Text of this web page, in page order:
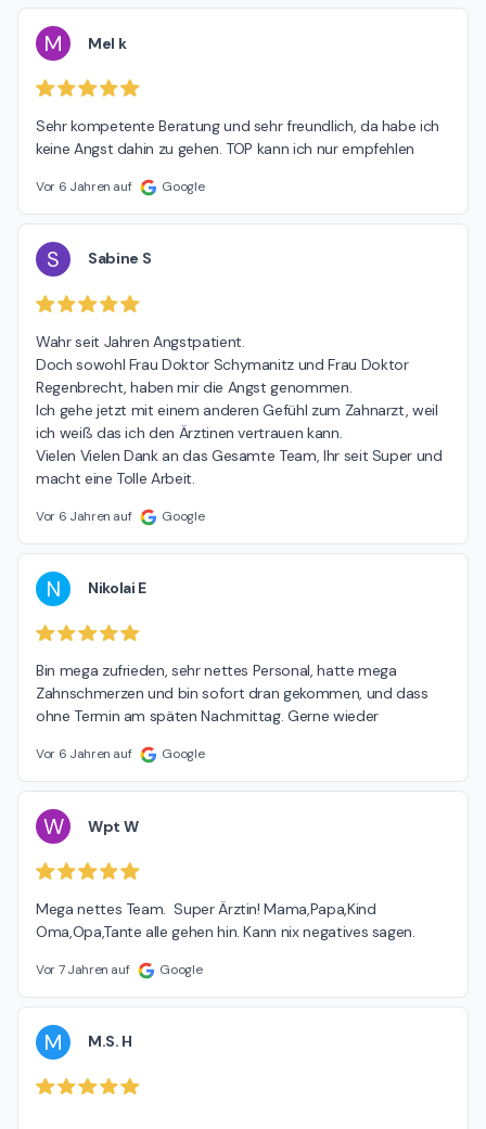
M Mel k
Sehr kompetente Beratung und sehr freundlich, da habe ich
keine Angst dahin zu gehen. TOP kann ich nur empfehlen
Vor 6 Jahren auf Google
S Sabine S
Wahr seit Jahren Angstpatient.
Doch sowohl Frau Doktor Schymanitz und Frau Doktor
Regenbrecht, haben mir die Angst genommen.
Ich gehe jetzt mit einem anderen Gefühl zum Zahnarzt, weil
ich weiß das ich den Ärztinen vertrauen kann.
Vielen Vielen Dank an das Gesamte Team, Ihr seit Super und
macht eine Tolle Arbeit.
Vor 6 Jahren auf Google
N Nikolai E
Bin mega zufrieden, sehr nettes Personal, hatte mega
Zahnschmerzen und bin sofort dran gekommen, und dass
ohne Termin am späten Nachmittag. Gerne wieder
Vor 6 Jahren auf Google
W Wpt W
Mega nettes Team.  Super Ärztin! Mama,Papa,Kind
Oma,Opa,Tante alle gehen hin. Kann nix negatives sagen.
Vor 7 Jahren auf Google
M M.S. H